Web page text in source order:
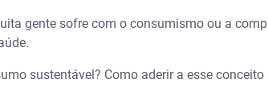
gente sofre com o consumismo ou a
sustentável? Como aderir a esse